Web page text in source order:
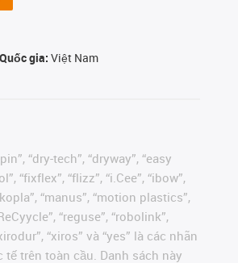
Quốc gia:Việt Nam
“dry-tech”, “dryway”, “easy
“fixflex”, “flizz”, “i.Cee”, “ibow”,
“manus”, “motion plastics”,
“reguse”, “robolink”,
“xiros” và “yes” là các nhãn
trên toàn cầu. Danh sách này